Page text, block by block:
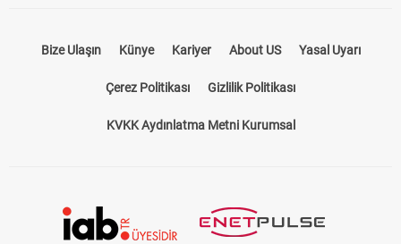
Bize Ulaşın Künye Kariyer About US Yasal Uyarı
Çerez Politikası Gizlilik Politikası
KVKK Aydınlatma Metni Kurumsal